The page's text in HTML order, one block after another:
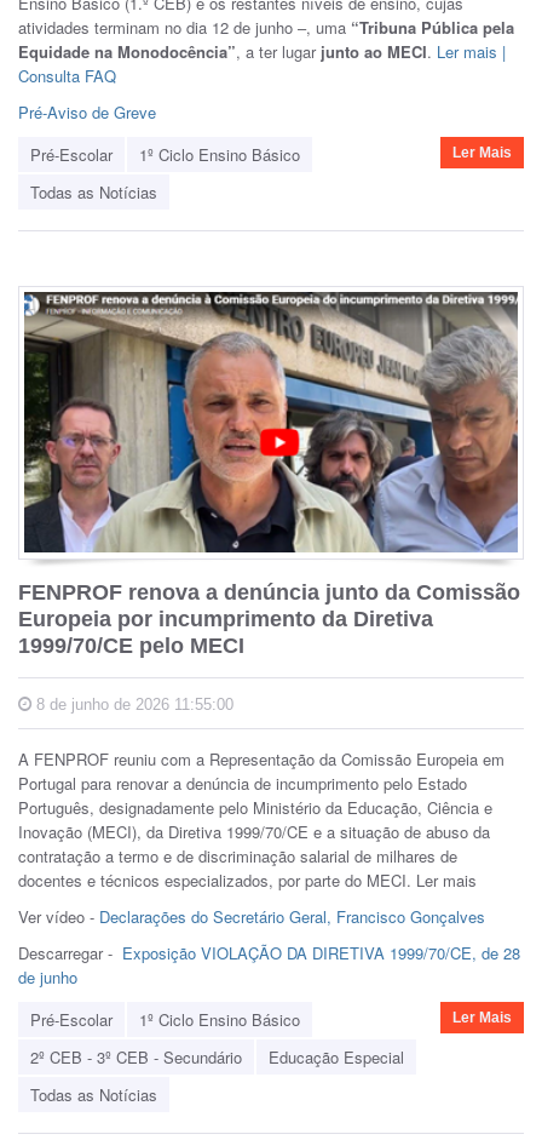
atividades terminam no dia 12 de junho –, uma “Tribuna Pública pela
Equidade na Monodocência”, a ter lugar junto ao MECI. Ler mais |
Consulta FAQ
Pré-Aviso de Greve
Pré-Escolar
1º Ciclo Ensino Básico
Todas as Notícias
Ler Mais
FENPROF renova a denúncia junto da Comissão
Europeia por incumprimento da Diretiva
1999/70/CE pelo MECI
8 de junho de 2026 11:55:00
A FENPROF reuniu com a Representação da Comissão Europeia em
Portugal para renovar a denúncia de incumprimento pelo Estado
Português, designadamente pelo Ministério da Educação, Ciência e
Inovação (MECI), da Diretiva 1999/70/CE e a situação de abuso da
contratação a termo e de discriminação salarial de milhares de
docentes e técnicos especializados, por parte do MECI. Ler mais
Ver vídeo - Declarações do Secretário Geral, Francisco Gonçalves
Descarregar - Exposição VIOLAÇÃO DA DIRETIVA 1999/70/CE, de 28
de junho
Pré-Escolar
1º Ciclo Ensino Básico
2º CEB - 3º CEB - Secundário
Educação Especial
Todas as Notícias
Ler Mais